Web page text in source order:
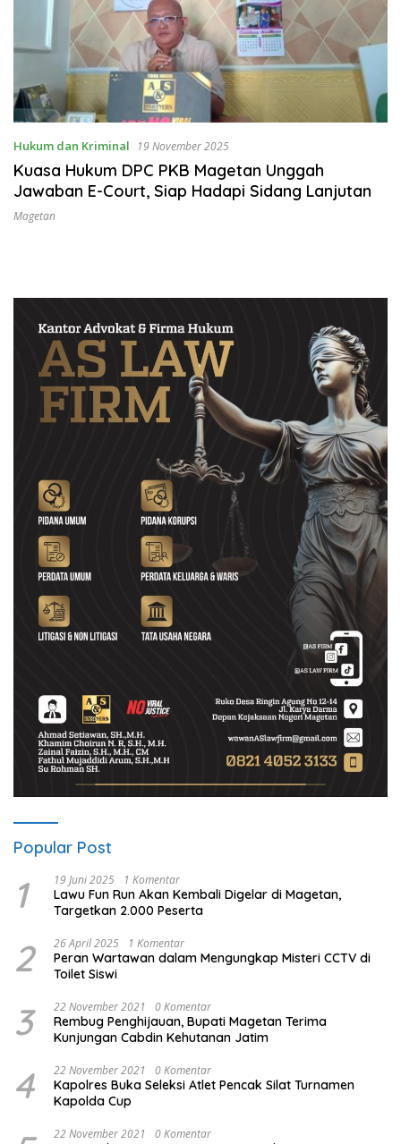
Hukum dan Kriminal 19 November 2025
Kuasa Hukum DPC PKB Magetan Unggah
Jawaban E-Court, Siap Hadapi Sidang Lanjutan
Magetan
Popular Post
1 19 Juni 2025 1 Komentar
Lawu Fun Run Akan Kembali Digelar di Magetan,
Targetkan 2.000 Peserta
2 26 April 2025 1 Komentar
Peran Wartawan dalam Mengungkap Misteri CCTV di
Toilet Siswi
3 22 November 2021 0 Komentar
Rembug Penghijauan, Bupati Magetan Terima
Kunjungan Cabdin Kehutanan Jatim
4 22 November 2021 0 Komentar
Kapolres Buka Seleksi Atlet Pencak Silat Turnamen
Kapolda Cup
22 November 2021 0 Komentar